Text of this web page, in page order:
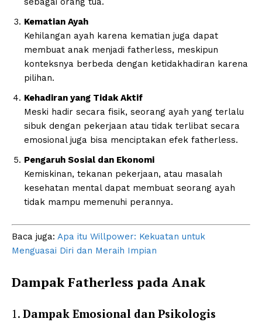
Kematian Ayah
Kehilangan ayah karena kematian juga dapat
membuat anak menjadi fatherless, meskipun
konteksnya berbeda dengan ketidakhadiran karena
pilihan.
Kehadiran yang Tidak Aktif
Meski hadir secara fisik, seorang ayah yang terlalu
sibuk dengan pekerjaan atau tidak terlibat secara
emosional juga bisa menciptakan efek fatherless.
Pengaruh Sosial dan Ekonomi
Kemiskinan, tekanan pekerjaan, atau masalah
kesehatan mental dapat membuat seorang ayah
tidak mampu memenuhi perannya.
Baca juga: Apa itu Willpower: Kekuatan untuk
Menguasai Diri dan Meraih Impian
Dampak Fatherless pada Anak
1. Dampak Emosional dan Psikologis